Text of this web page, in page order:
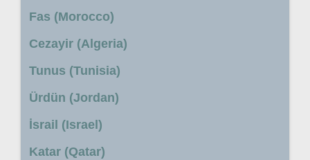
Fas (Morocco)
Cezayir (Algeria)
Tunus (Tunisia)
Ürdün (Jordan)
İsrail (Israel)
Katar (Qatar)